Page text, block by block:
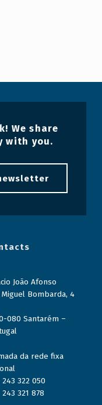
We share
with you.
João Afonso
Miguel Bombarda, 4
080 Santarém –
da rede fixa
243 322 050
243 321 878